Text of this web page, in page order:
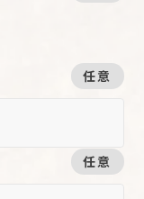
任意
任意